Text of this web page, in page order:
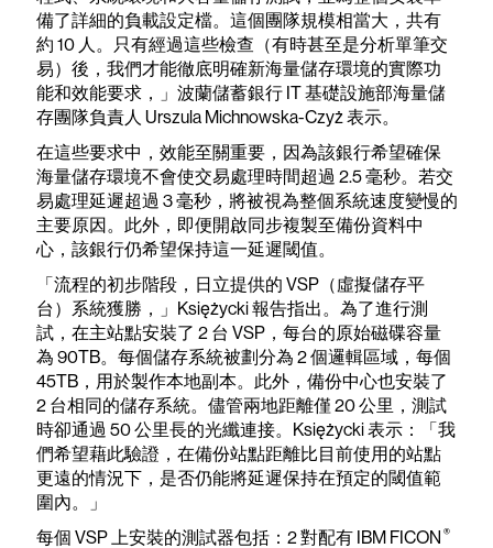
備了詳細的負載設定檔。這個團隊規模相當大，共有
約 10 人。只有經過這些檢查（有時甚至是分析單筆交
易）後，我們才能徹底明確新海量儲存環境的實際功
能和效能要求，」波蘭儲蓄銀行 IT 基礎設施部海量儲
存團隊負責人 Urszula Michnowska-Czyż 表示。
在這些要求中，效能至關重要，因為該銀行希望確保
海量儲存環境不會使交易處理時間超過 2.5 毫秒。若交
易處理延遲超過 3 毫秒，將被視為整個系統速度變慢的
主要原因。此外，即便開啟同步複製至備份資料中
心，該銀行仍希望保持這一延遲閾值。
「流程的初步階段，日立提供的 VSP（虛擬儲存平
台）系統獲勝，」Księżycki 報告指出。為了進行測
試，在主站點安裝了 2 台 VSP，每台的原始磁碟容量
為 90TB。每個儲存系統被劃分為 2 個邏輯區域，每個
45TB，用於製作本地副本。此外，備份中心也安裝了
2 台相同的儲存系統。儘管兩地距離僅 20 公里，測試
時卻通過 50 公里長的光纖連接。Księżycki 表示：「我
們希望藉此驗證，在備份站點距離比目前使用的站點
更遠的情況下，是否仍能將延遲保持在預定的閾值範
圍內。」
每個 VSP 上安裝的測試器包括：2 對配有 IBM FICON ®